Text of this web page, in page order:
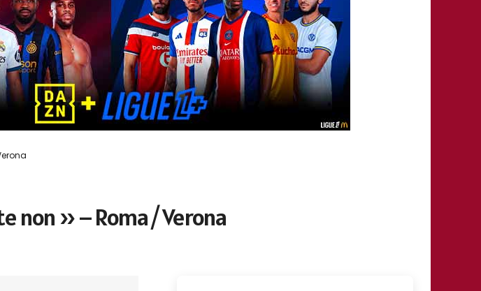
non » – Roma / Verona